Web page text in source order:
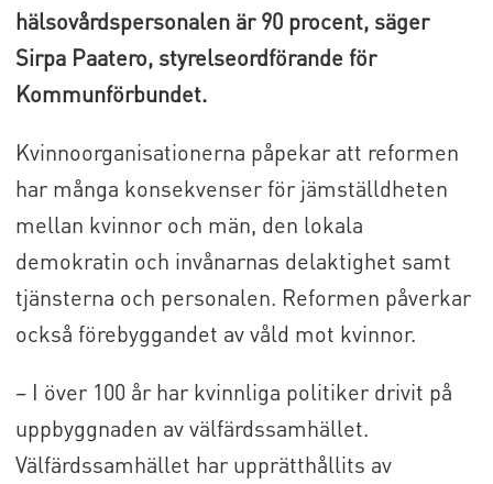
hälsovårdspersonalen är 90 procent, säger
Sirpa Paatero, styrelseordförande för
Kommunförbundet.
Kvinnoorganisationerna påpekar att reformen
har många konsekvenser för jämställdheten
mellan kvinnor och män, den lokala
demokratin och invånarnas delaktighet samt
tjänsterna och personalen. Reformen påverkar
också förebyggandet av våld mot kvinnor.
– I över 100 år har kvinnliga politiker drivit på
uppbyggnaden av välfärdssamhället.
Välfärdssamhället har upprätthållits av